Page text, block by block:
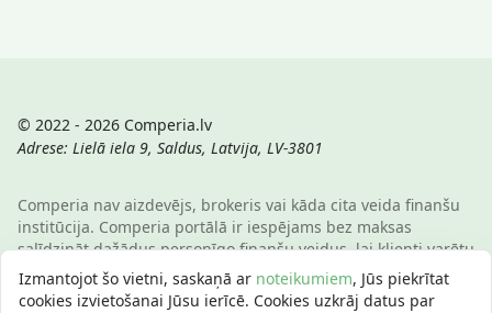
© 2022 - 2026 Comperia.lv
Adrese: Lielā iela 9, Saldus, Latvija, LV-3801
Comperia nav aizdevējs, brokeris vai kāda cita veida finanšu
institūcija. Comperia portālā ir iespējams bez maksas
salīdzināt dažādus personīgo finanšu veidus, lai klienti varētu
ietaupīt savu laiku un naudu. E-pasts:
info@comperia.lv.
Reprezentatīvs piemērs: aizņemoties 5000 € uz 60 mēnešiem,
Izmantojot šo vietni, saskaņā ar noteikumiem, Jūs piekrītat
cookies izvietošanai Jūsu ierīcē. Cookies uzkrāj datus par